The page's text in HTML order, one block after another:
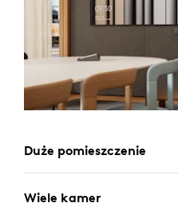
Duże pomieszczenie
Wiele kamer